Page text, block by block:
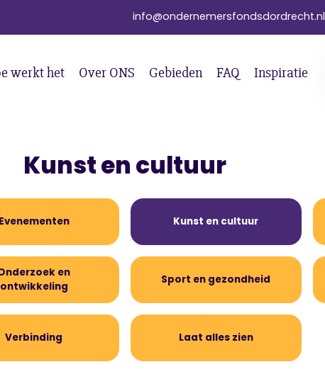
info@ondernemersfondsdordrecht.nl
werkt het Over ONS Gebieden FAQ Inspiratie
Kunst en cultuur
Evenementen Kunst en cultuur
en
ontwikkeling
Sport en gezondheid
Verbinding Laat alles zien